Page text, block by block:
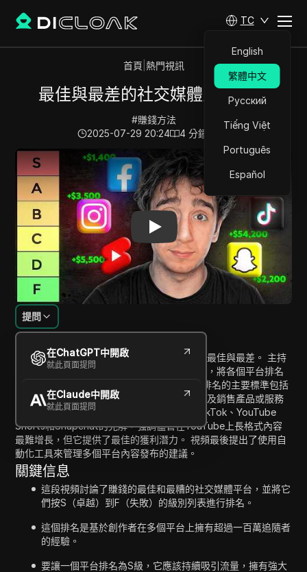
TC
English
繁體中文
Русский
Tiếng Việt
Português
Español
首頁 熱門視訊
最佳與最差的社交媒體賺錢平台
#賺錢方法
2025-07-29 20:24
4 分鐘 閱讀
Play Video: 最佳與最差的社交媒體賺錢平台
內容介紹
提問
在ChatGPT中開啟
就此頁面提問
在Claude中開啟
就此頁面提問
這段視頻討論了哪些社交媒體平台在賺錢方面最佳與最差。 主持
人根據個人擁有超過百萬追隨者的創作者經驗，將各個平台排名
為S級（超級）到F級（失敗）的分級列表。 排名的主要標準包括
驅動穩定流量的能力、強大的廣告收入計劃以及銷售產品或服務
的便利性。 主持人分享了關於Instagram、TikTok、YouTube
Shorts和Snapchat的見解，強調儘管在YouTube上長格式內容
最難增長，但它提供了最佳的獲利潛力。 視頻最後提出了使用自
動化工具來管理多個平台內容發布的建議。
關鍵信息
這段視頻討論了賺錢的最佳和最糟的社交媒體平台，並將它
們按S（卓越）到F（失敗）的級別列表進行排名。
這個排名是基於創作者在多個平台上擁有超過一百萬追隨者
的經驗。
要讓一個平台排名為S級，它應該持續吸引流量，擁有強大